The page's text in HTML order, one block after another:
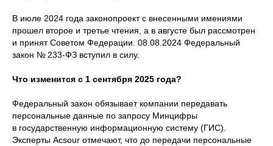
В июле 2024 года законопроект с внесенными имениями
прошел второе и третье чтения, а в августе был рассмотрен
и принят Советом Федерации. 08.08.2024 Федеральный
закон № 233-ФЗ вступил в силу.
Что изменится с 1 сентября 2025 года?
Федеральный закон обязывает компании передавать
персональные данные по запросу Минцифры
в государственную информационную систему (ГИС).
Эксперты Acsour отмечают, что до передачи персональные